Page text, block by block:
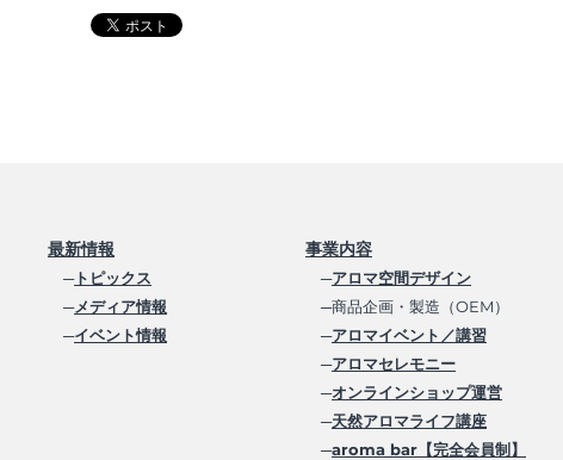
最新情報
─トピックス
─メディア情報
─イベント情報
事業内容
─アロマ空間デザイン
─商品企画・製造（OEM）
─アロマイベント／講習
─アロマセレモニー
─オンラインショップ運営
─天然アロマライフ講座
─aroma bar【完全会員制】